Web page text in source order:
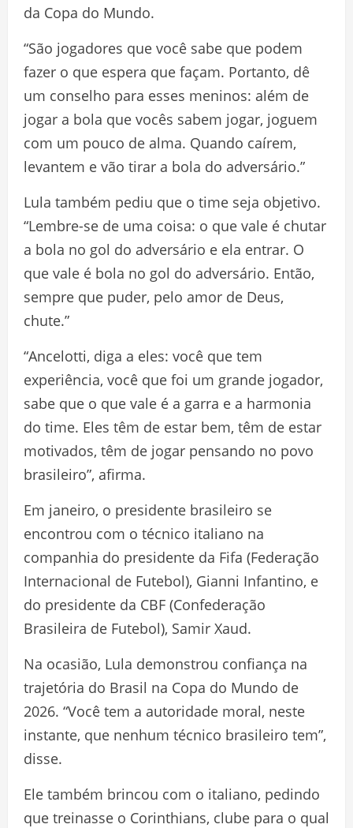
da Copa do Mundo.
“São jogadores que você sabe que podem
fazer o que espera que façam. Portanto, dê
um conselho para esses meninos: além de
jogar a bola que vocês sabem jogar, joguem
com um pouco de alma. Quando caírem,
levantem e vão tirar a bola do adversário.”
Lula também pediu que o time seja objetivo.
“Lembre-se de uma coisa: o que vale é chutar
a bola no gol do adversário e ela entrar. O
que vale é bola no gol do adversário. Então,
sempre que puder, pelo amor de Deus,
chute.”
“Ancelotti, diga a eles: você que tem
experiência, você que foi um grande jogador,
sabe que o que vale é a garra e a harmonia
do time. Eles têm de estar bem, têm de estar
motivados, têm de jogar pensando no povo
brasileiro”, afirma.
Em janeiro, o presidente brasileiro se
encontrou com o técnico italiano na
companhia do presidente da Fifa (Federação
Internacional de Futebol), Gianni Infantino, e
do presidente da CBF (Confederação
Brasileira de Futebol), Samir Xaud.
Na ocasião, Lula demonstrou confiança na
trajetória do Brasil na Copa do Mundo de
2026. “Você tem a autoridade moral, neste
instante, que nenhum técnico brasileiro tem”,
disse.
Ele também brincou com o italiano, pedindo
que treinasse o Corinthians, clube para o qual